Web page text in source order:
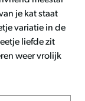
je kat staat
variatie in de
liefde zit
weer vrolijk